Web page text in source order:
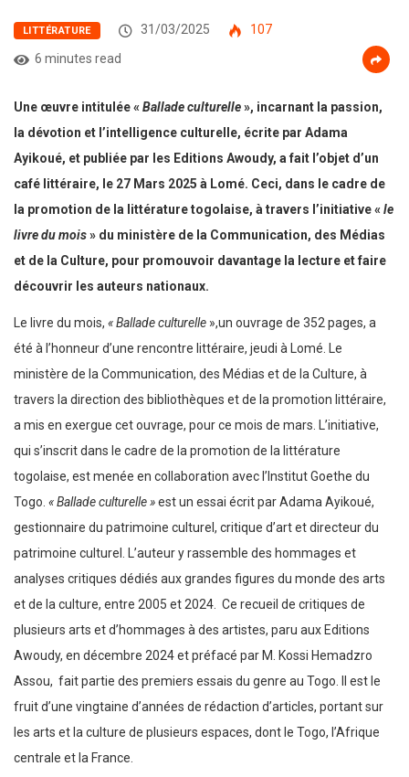
LITTÉRATURE 31/03/2025
107
6 minutes read
Une œuvre intitulée «Ballade culturelle», incarnant la passion,
la dévotion et l’intelligence culturelle, écrite par Adama
Ayikoué, et publiée par les Editions Awoudy, a fait l’objet d’un
café littéraire, le 27 Mars 2025 à Lomé. Ceci, dans le cadre de
la promotion de la littérature togolaise, à travers l’initiative «le
livre du mois» du ministère de la Communication, des Médias
et de la Culture, pour promouvoir davantage la lecture et faire
découvrir les auteurs nationaux.
Le livre du mois, « Ballade culturelle »,un ouvrage de 352 pages, a
été à l’honneur d’une rencontre littéraire, jeudi à Lomé. Le
ministère de la Communication, des Médias et de la Culture, à
travers la direction des bibliothèques et de la promotion littéraire,
a mis en exergue cet ouvrage, pour ce mois de mars. L’initiative,
qui s’inscrit dans le cadre de la promotion de la littérature
togolaise, est menée en collaboration avec l’Institut Goethe du
Togo. « Ballade culturelle »est un essai écrit par Adama Ayikoué,
gestionnaire du patrimoine culturel, critique d’art et directeur du
patrimoine culturel. L’auteur y rassemble des hommages et
analyses critiques dédiés aux grandes figures du monde des arts
et de la culture, entre 2005 et 2024. Ce recueil de critiques de
plusieurs arts et d’hommages à des artistes, paru aux Editions
Awoudy, en décembre 2024 et préfacé par M. Kossi Hemadzro
Assou, fait partie des premiers essais du genre au Togo. Il est le
fruit d’une vingtaine d’années de rédaction d’articles, portant sur
les arts et la culture de plusieurs espaces, dont le Togo, l’Afrique
centrale et la France.